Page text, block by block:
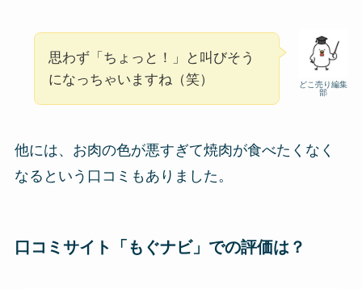
どこ売り編集
部
思わず「ちょっと！」と叫びそう
になっちゃいますね（笑）
他には、お肉の色が悪すぎて焼肉が食べたくなく
なるという口コミもありました。
口コミサイト「もぐナビ」での評価は？